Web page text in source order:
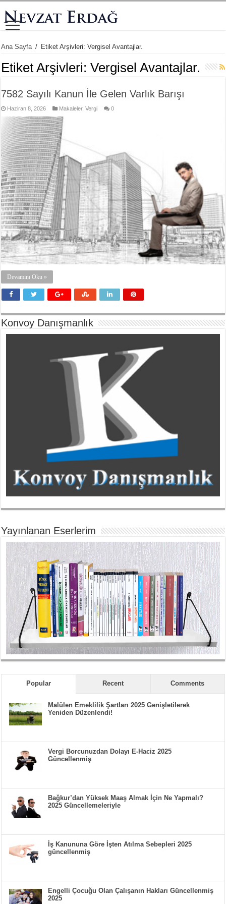
Ana Sayfa / Etiket Arşivleri: Vergisel Avantajlar.
Etiket Arşivleri:Vergisel Avantajlar.
7582 Sayılı Kanun İle Gelen Varlık Barışı
Haziran 8, 2026 Makaleler,Vergi 0
Devamını Oku »
Konvoy Danışmanlık
Yayınlanan Eserlerim
Popular Recent Comments
Malülen Emeklilik Şartları 2025 Genişletilerek
Yeniden Düzenlendi!
Vergi Borcunuzdan Dolayı E-Haciz 2025
Güncellenmiş
Bağkur’dan Yüksek Maaş Almak İçin Ne Yapmalı?
2025 Güncellemeleriyle
İş Kanununa Göre İşten Atılma Sebepleri 2025
güncellenmiş
Engelli Çocuğu Olan Çalışanın Hakları Güncellenmiş
2025